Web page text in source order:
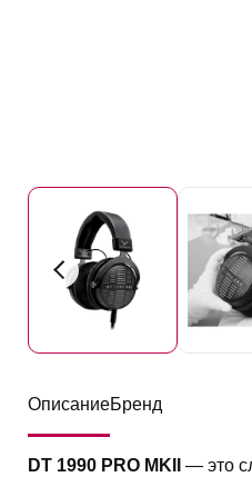
ОписаниеБренд
DT 1990 PRO MKII
— это